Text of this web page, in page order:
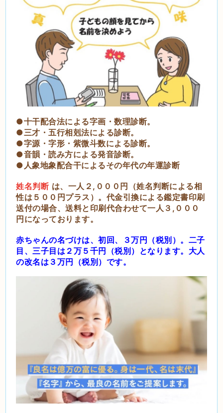
●十干配合法による字画・数理診断。
●三才・五行相剋法による診断。
●字源・字形・紫微斗数による診断。
●音韻・読み方による発音診断。
●人象地象配合干によるその年代の年運診断
姓名判断 は、一人２,０００円（姓名判断による相
性は５００円プラス）。代金引換による鑑定書印刷
送付の場合、送料と印刷代合わせて一人３,０００
円になっております。
赤ちゃんの名づけは、初回、３万円（税別）。二子
目、三子目は２万５千円（税別）となります。大人
の改名は３万円（税別）です。